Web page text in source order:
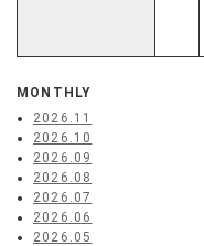
MONTHLY
2026.11
2026.10
2026.09
2026.08
2026.07
2026.06
2026.05